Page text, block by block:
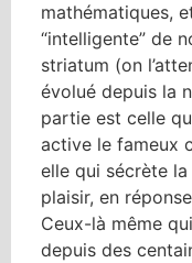
mathématiques,
“intelligente” de
striatum (on
évolué depuis la
partie est celle
active le fameux
elle qui sécrète la
plaisir, en
Ceux-là même
depuis des